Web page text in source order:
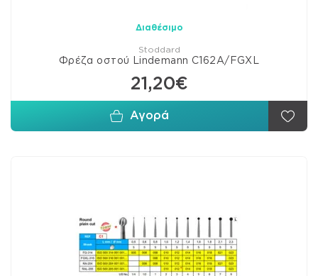
Διαθέσιμο
Stoddard
Φρέζα οστού Lindemann C162A/FGXL
21,20€
Αγορά